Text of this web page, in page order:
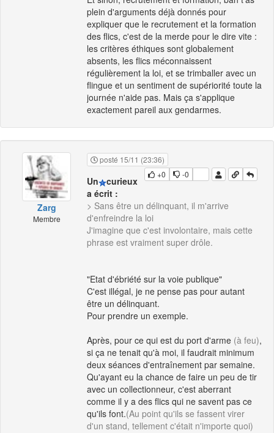
plein d'arguments déjà donnés pour
expliquer que le recrutement et la formation
des flics, c'est de la merde pour le dire vite :
les critères éthiques sont globalement
absents, les flics méconnaissent
régulièrement la loi, et se trimballer avec un
flingue et un sentiment de supériorité toute la
journée n'aide pas. Mais ça s'applique
exactement pareil aux gendarmes.
Zarg
Membre
posté 15/11 (23:36)
+0
-0
Un
curieux
a écrit :
> Sans être un délinquant, il m'arrive
d'enfreindre la loi
J'imagine que c'est involontaire, mais cette
phrase est vraiment super drôle.
"Etat d'ébriété sur la voie publique"
C'est illégal, je ne pense pas pour autant
être un délinquant.
Pour prendre un exemple.
Après, pour ce qui est du port d'arme (à feu),
si ça ne tenait qu'à moi, il faudrait minimum
deux séances d'entraînement par semaine.
Qu'ayant eu la chance de faire un peu de tir
avec un collectionneur, c'est aberrant
comme il y a des flics qui ne savent pas ce
qu'ils font.(Au point qu'ils se fassent virer
d'un stand, tellement c'était n'importe quoi)